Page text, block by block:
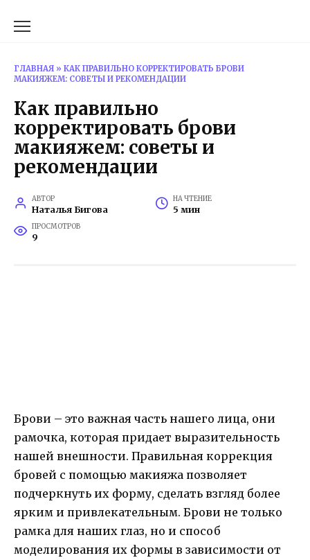
ГЛАВНАЯ » КАК ПРАВИЛЬНО КОРРЕКТИРОВАТЬ БРОВИ
МАКИЯЖЕМ: СОВЕТЫ И РЕКОМЕНДАЦИИ
Как правильно
корректировать брови
макияжем: советы и
рекомендации
АВТОР
Наталья Бигова
НА ЧТЕНИЕ
5 мин
ПРОСМОТРОВ
9
Брови – это важная часть нашего лица, они
рамочка, которая придает выразительность
нашей внешности. Правильная коррекция
бровей с помощью макияжа позволяет
подчеркнуть их форму, сделать взгляд более
ярким и привлекательным. Брови не только
рамка для наших глаз, но и способ
моделирования их формы в зависимости от